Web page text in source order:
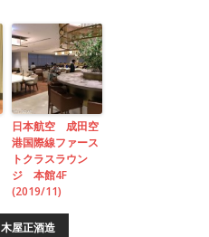
日本航空 成田空
港国際線ファース
トクラスラウン
ジ 本館4F
(2019/11)
木屋正酒造